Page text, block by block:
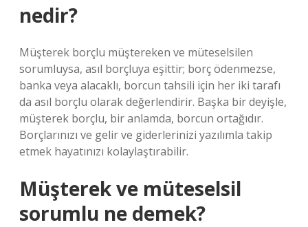
nedir?
Müşterek borçlu müştereken ve müteselsilen
sorumluysa, asıl borçluya eşittir; borç ödenmezse,
banka veya alacaklı, borcun tahsili için her iki tarafı
da asıl borçlu olarak değerlendirir. Başka bir deyişle,
müşterek borçlu, bir anlamda, borcun ortağıdır.
Borçlarınızı ve gelir ve giderlerinizi yazılımla takip
etmek hayatınızı kolaylaştırabilir.
Müşterek ve müteselsil
sorumlu ne demek?